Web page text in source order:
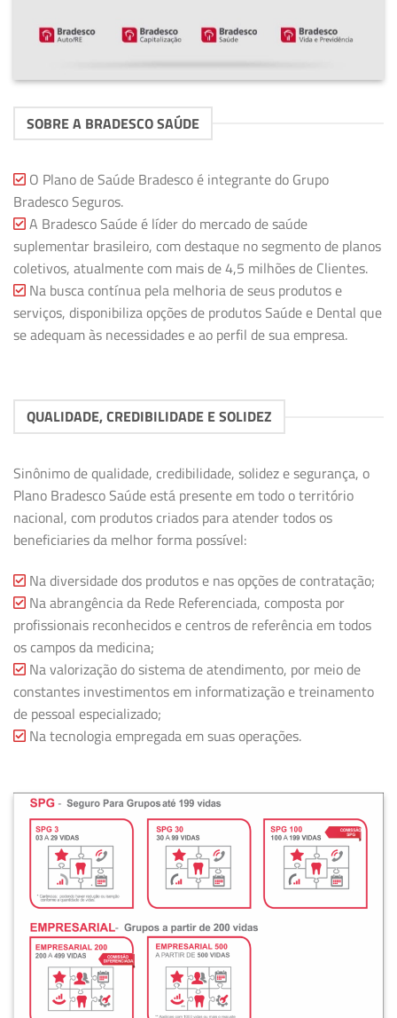
SOBRE A BRADESCO SAÚDE
O Plano de Saúde Bradesco é integrante do Grupo
Bradesco Seguros.
A Bradesco Saúde é líder do mercado de saúde
suplementar brasileiro, com destaque no segmento de planos
coletivos, atualmente com mais de 4,5 milhões de Clientes.
Na busca contínua pela melhoria de seus produtos e
serviços, disponibiliza opções de produtos Saúde e Dental que
se adequam às necessidades e ao perfil de sua empresa.
QUALIDADE, CREDIBILIDADE E SOLIDEZ
Sinônimo de qualidade, credibilidade, solidez e segurança, o
Plano Bradesco Saúde está presente em todo o território
nacional, com produtos criados para atender todos os
beneficiaries da melhor forma possível:
Na diversidade dos produtos e nas opções de contratação;
Na abrangência da Rede Referenciada, composta por
profissionais reconhecidos e centros de referência em todos
os campos da medicina;
Na valorização do sistema de atendimento, por meio de
constantes investimentos em informatização e treinamento
de pessoal especializado;
Na tecnologia empregada em suas operações.